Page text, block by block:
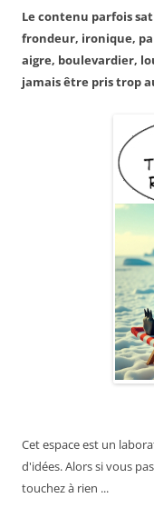
Le contenu parfois
frondeur, ironique,
aigre, boulevardier,
jamais être pris trop
Cet espace est un
d'idées. Alors si vous
touchez à rien ...